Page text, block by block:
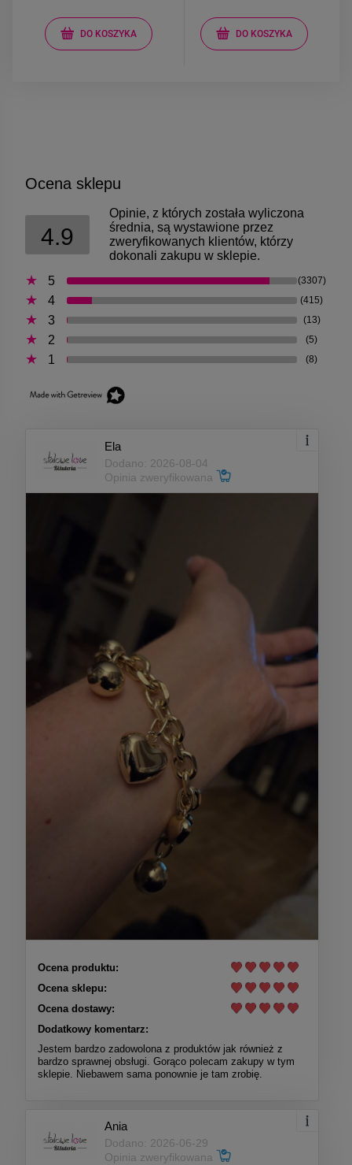
DO KOSZYKA DO KOSZYKA
Ocena sklepu
4.9
Opinie, z których została wyliczona
średnia, są wystawione przez
zweryfikowanych klientów, którzy
dokonali zakupu w sklepie.
5
(3307)
4 (415)
3 (13)
2 (5)
1 (8)
Ela
Dodano: 2026-08-04
Opinia zweryfikowana
Ocena produktu:
Ocena sklepu:
Ocena dostawy:
Dodatkowy komentarz:
Jestem bardzo zadowolona z produktów jak również z
bardzo sprawnej obsługi. Gorąco polecam zakupy w tym
sklepie. Niebawem sama ponownie je tam zrobię.
Ania
Dodano: 2026-06-29
Opinia zweryfikowana